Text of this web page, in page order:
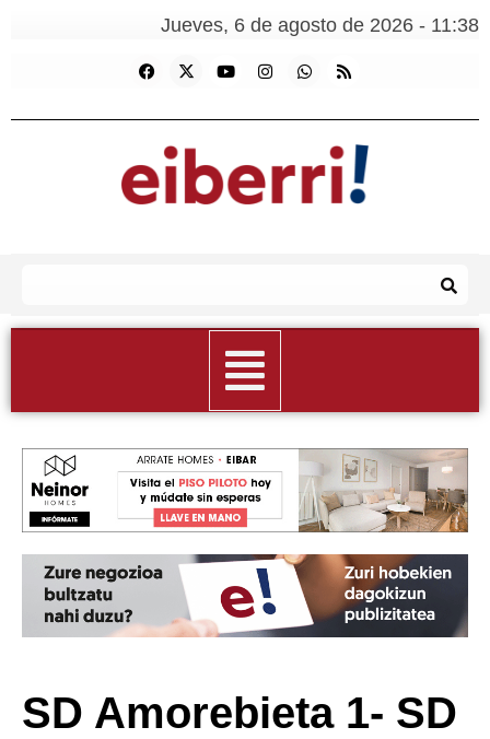
Jueves, 6 de agosto de 2026 - 11:38
SD Amorebieta 1- SD